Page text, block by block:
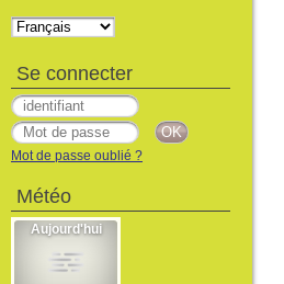
Se connecter
Mot de passe oublié ?
Météo